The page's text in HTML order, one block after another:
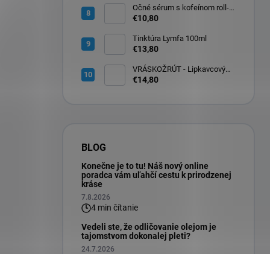
Očné sérum s kofeínom roll-
on na očné okolie 10ml
€10,80
Tinktúra Lymfa 100ml
€13,80
VRÁSKOŽRÚT - Lipkavcový
denný krém s Q10 30ml
€14,80
BLOG
Konečne je to tu! Náš nový online
poradca vám uľahčí cestu k prirodzenej
kráse
7.8.2026
4 min čítanie
Vedeli ste, že odličovanie olejom je
tajomstvom dokonalej pleti?
24.7.2026